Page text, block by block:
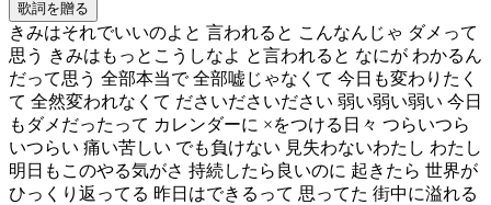
歌詞を贈る
きみはそれでいいのよと 言われると こんなんじゃ ダメって
思う きみはもっとこうしなよ と言われると なにが わかるん
だって思う 全部本当で 全部嘘じゃなくて 今日も変わりたく
て 全然変われなくて ださいださいださい 弱い弱い弱い 今日
もダメだったって カレンダーに ×をつける日々 つらいつら
いつらい 痛い苦しい でも負けない 見失わないわたし わたし
明日もこのやる気がさ 持続したら良いのに 起きたら 世界が
ひっくり返ってる 昨日はできるって 思ってた 街中に溢れる